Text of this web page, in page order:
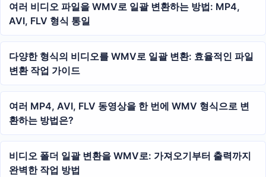
여러 비디오 파일을 WMV로 일괄 변환하는 방법: MP4,
AVI, FLV 형식 통일
다양한 형식의 비디오를 WMV로 일괄 변환: 효율적인 파일
변환 작업 가이드
여러 MP4, AVI, FLV 동영상을 한 번에 WMV 형식으로 변
환하는 방법은?
비디오 폴더 일괄 변환을 WMV로: 가져오기부터 출력까지
완벽한 작업 방법